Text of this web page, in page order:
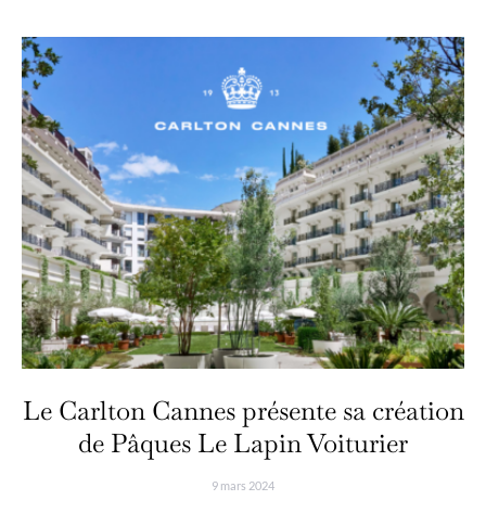
Le Carlton Cannes présente sa création
de Pâques Le Lapin Voiturier
9 mars 2024